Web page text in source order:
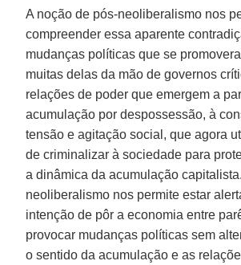
A noção de pós-neoliberalismo nos
compreender essa aparente
mudanças políticas que se
muitas delas da mão de governos
relações de poder que emergem a
acumulação por despossessão, à
tensão e agitação social, que agora
de criminalizar à sociedade para
a dinâmica da acumulação
neoliberalismo nos permite estar
intenção de pôr a economia entre
provocar mudanças políticas sem
o sentido da acumulação e as